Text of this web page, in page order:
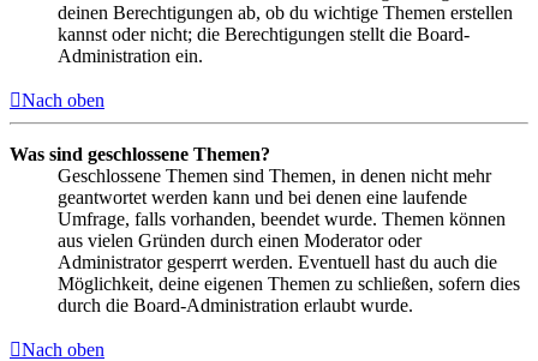
deinen Berechtigungen ab, ob du wichtige Themen erstellen
kannst oder nicht; die Berechtigungen stellt die Board-
Administration ein.
Nach oben
Was sind geschlossene Themen?
Geschlossene Themen sind Themen, in denen nicht mehr
geantwortet werden kann und bei denen eine laufende
Umfrage, falls vorhanden, beendet wurde. Themen können
aus vielen Gründen durch einen Moderator oder
Administrator gesperrt werden. Eventuell hast du auch die
Möglichkeit, deine eigenen Themen zu schließen, sofern dies
durch die Board-Administration erlaubt wurde.
Nach oben